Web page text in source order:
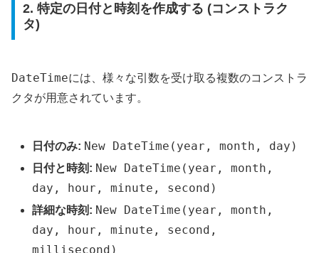
2. 特定の日付と時刻を作成する (コンストラク
タ)
DateTimeには、様々な引数を受け取る複数のコンストラ
クタが用意されています。
日付のみ: New DateTime(year, month, day)
日付と時刻: New DateTime(year, month,
day, hour, minute, second)
詳細な時刻: New DateTime(year, month,
day, hour, minute, second,
millisecond)